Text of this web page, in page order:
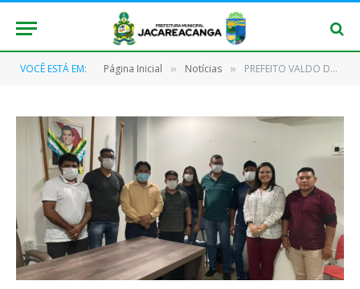
VOCÊ ESTÁ EM: Página Inicial » Notícias » PREFEITO VALDO DO POSTO REUNIU COM LIDERANAS INDIGENAS DA ETNIA KAYABY